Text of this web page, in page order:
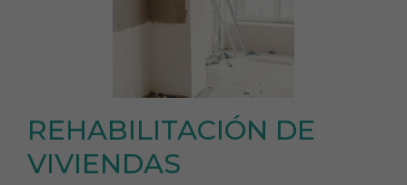
REHABILITACIÓN DE
VIVIENDAS